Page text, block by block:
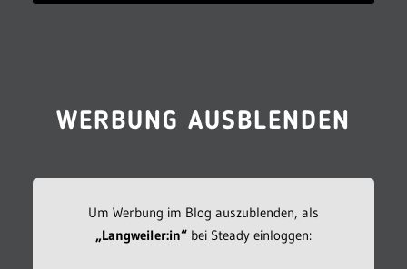
WERBUNG AUSBLENDEN
Um Werbung im Blog auszublenden, als
„Langweiler:in“bei Steady einloggen: